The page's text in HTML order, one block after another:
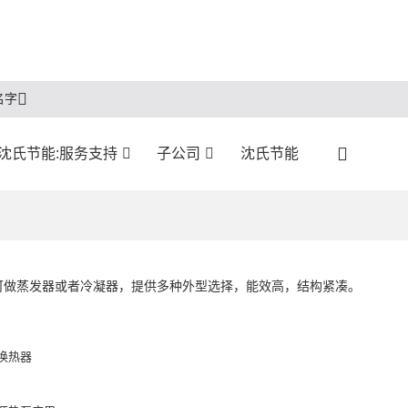
字
氏节能:服务支持 子公司 沈氏节能
蒸发器或者冷凝器，提供多种外型选择，能效高，结构紧凑。
热器